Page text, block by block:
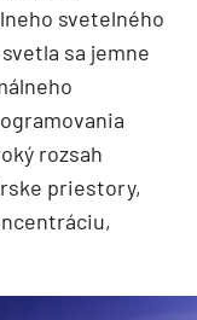
svetelného
sa jemne
rozsah
priestory,